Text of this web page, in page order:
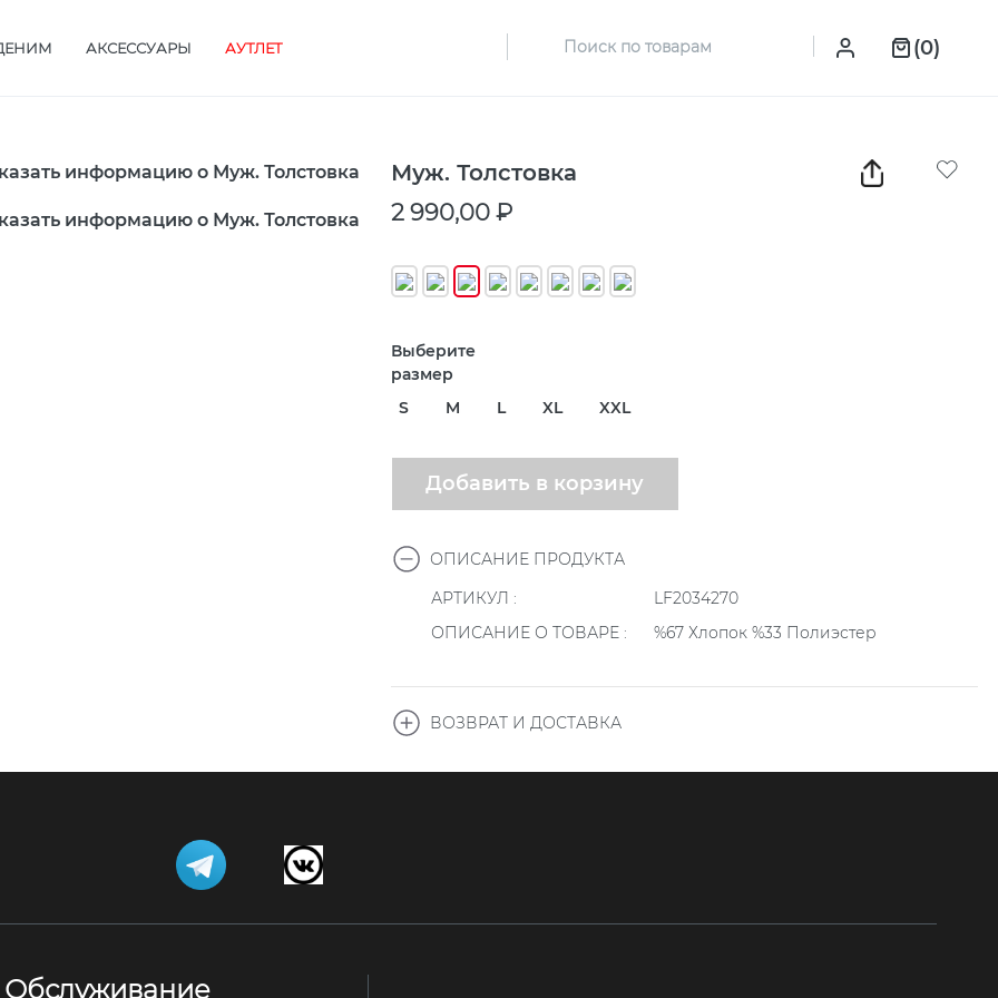
АКСЕССУАРЫ АУТЛЕТ (0)
Муж. Толстовка
2 990,00 ₽
Выберите
размер
S
M L XL XXL
Добавить в корзину
ОПИСАНИЕ ПРОДУКТА
АРТИКУЛ :
LF2034270
ОПИСАНИЕ О ТОВАРЕ :
%67 Хлопок %33 Полиэстер
ВОЗВРАТ И ДОСТАВКА
адресам за пределами центра города могут отличаться в
Обслуживание